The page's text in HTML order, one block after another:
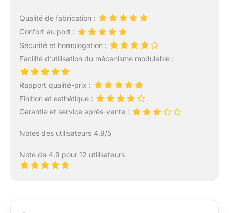
Qualité de fabrication :
Confort au port :
Sécurité et homologation :
Facilité d’utilisation du mécanisme modulable :
Rapport qualité-prix :
Finition et esthétique :
Garantie et service après-vente :
Notes des utilisateurs 4.9/5
Note de 4.9 pour 12 utilisateurs